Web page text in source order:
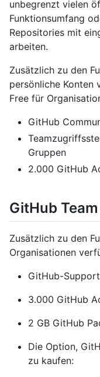
unbegrenzt vielen
Funktionsumfang
Repositories mit
arbeiten.
Zusätzlich zu den
persönliche Konten
Free für
GitHub
Gruppen
2.000 GitHub
GitHub Team
Zusätzlich zu den
Organisationen
GitHub-
3.000 GitHub
2 GB GitHub
Die Option,
zu kaufen: